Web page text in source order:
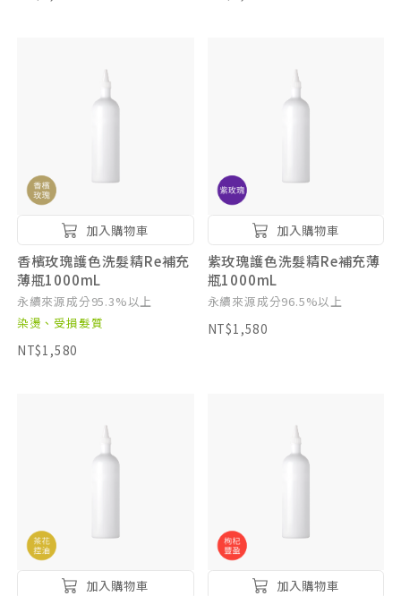
加入購物車
香檳玫瑰護色洗髮精Re補充
薄瓶1000mL
永續來源成分95.3%以上
染燙、受損髮質
NT$1,580
加入購物車
紫玫瑰護色洗髮精Re補充薄
瓶1000mL
永續來源成分96.5%以上
NT$1,580
加入購物車 加入購物車